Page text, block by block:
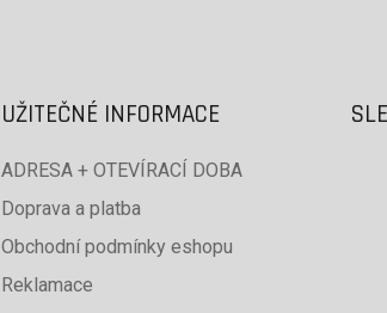
UŽITEČNÉ INFORMACE
ADRESA + OTEVÍRACÍ DOBA
Doprava a platba
Obchodní podmínky eshopu
Reklamace